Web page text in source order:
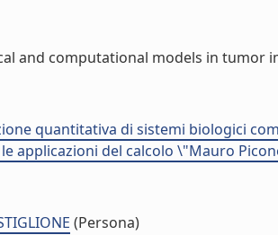
and computational models in tumor
quantitativa di sistemi biologici
applicazioni del calcolo \"Mauro
(Persona)